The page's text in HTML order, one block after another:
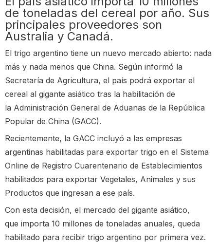
de toneladas del cereal por año. Sus
principales proveedores son
Australia y Canadá.
El trigo argentino tiene un nuevo mercado abierto: nada
más y nada menos que China. Según informó la
Secretaría de Agricultura, el país podrá exportar el
cereal al gigante asiático tras la habilitación de
la Administración General de Aduanas de la República
Popular de China (GACC).
Recientemente, la GACC incluyó a las empresas
argentinas habilitadas para exportar trigo en el Sistema
Online de Registro Cuarentenario de Establecimientos
habilitados para exportar Vegetales, Animales y sus
Productos que ingresan a ese país.
Con esta decisión, el mercado del gigante asiático,
que importa 10 millones de toneladas anuales, queda
habilitado para recibir trigo argentino por primera vez.